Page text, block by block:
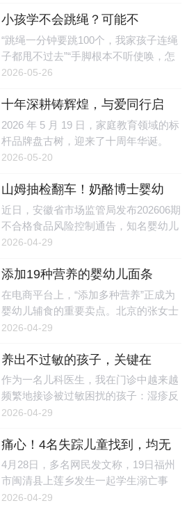
会副主席石兴中，以及全市各区科协与
科技部门负责人、市级科普基地及市属
学会代表、学校师生等200余人共同见
证了这一时刻。从“生态”到“科技”：一
份书单的五年进化“小鹏友科技书单”的
父母。有人或许以为，这只是“大数据
营销”，殊不知，这种精准骚扰背后可
能隐藏着一条将个人信息明码标价的黑
色产业链。近日，济南市槐荫区人民法
关于儿童摄影店老板非法收集、出售客
户信息的刑事案件，此案再次引发公众
对母婴信息泄露的关注。倒卖2万余条
客户信息摄影店主非法牟利获刑案情显
示，赵某是一家儿童摄影店的老板。
小孩学不会跳绳？可能不
是“笨”，而是感统失调！苏州感
统训练指南来了
“跳绳一分钟要跳100个，我家孩子连绳
子都甩不过去”“手脚根本不听使唤，怎
么教都学不会”——每到开学季的体能
家长的朋友圈。为什么别的孩子轻松就
能连跳几十个，自家孩子却像“手脚分
家”一样？问题的根源可能不在“练得不
够”，而在大脑对身体信号的整合出了
感统失调？感觉统合（简称“感统”），
各感官传来的信息进行整理、分析和处
理，并指挥身体做出适应性反应的能
力。当这套系统运转不畅时，孩子就会
2026-05-26
十年深耕铸辉煌，与爱同行启
新章——盘古树十周年庆典圆
满举行
2026 年 5 月 19 日，家庭教育领域的标
杆品牌盘古树，迎来了十周年华诞。
以“十年深耕，与爱同行 ”为主题的十周
全国各大名校、知名企业、合作机构等
逾 500位各界名流嘉宾齐聚一堂，共同
见证这一里程碑式的荣耀时刻，为盘古
树十年深耕家庭教育的非凡成就而喝
实力，立行业标杆十年，足以让一颗种
在时光的淬炼中，成长为一个行业的标
杆。盘古树，作为广东广播电视台指定
的家庭教育基地，自创立之初，便肩负
2026-05-20
山姆抽检翻车！奶酪博士婴幼
儿辅食总钠不合格，2589盒已
流入市场
近日，安徽省市场监管局发布202606期
不合格食品风险控制通告，知名婴幼儿
辅食品牌奶酪博士旗下一款婴幼儿罐装
（上海）超市有限责任公司抽检检出，
总钠指标未达标准，婴幼儿食品安全风
险引发社会广泛关注。通告明确，此次
不合格产品为“A2奶酪酸奶（婴幼儿罐
（安徽）食品科技有限公司生产、奶酪
博士（上海）科技有限公司（以下简
称“奶酪博士”）委托代工，生产日期为
2025年11月12日，被抽样单位为山姆
（上海）超市有限责任公司，核心不合
2026-04-29
添加19种营养的婴幼儿面条
是“智商税”？专家：非普遍必
需，少量补充也有意义
在电商平台上，“添加多种营养”正成为
婴幼儿辅食的重要卖点。北京的张女士
（化姓）在选购婴幼儿面条时发现，不
签，从维生素A、B、D，到钙、铁、
锌，再到DHA、益生元，产品标签上的
营养成分越来越丰富。但张女士了解
过，上述成分中，如维生素B具有较强
性，经过高温煮制后，可能会发生损
耗、氧化等现象。这让她产生疑问：在
煮过之后，诸如维生素、DHA等营养成
分，还能被孩子们吃到吗？所谓的“营
养面条”，会是“智商税”吗？食品研发工
2026-04-29
养出不过敏的孩子，关键在
于“平衡”
作为一名儿科医生，我在门诊中越来越
频繁地接诊被过敏困扰的孩子：湿疹反
复发作让孩子夜晚难以安睡，食物过敏
频繁发作导致孩子运动受限，尤其是最
近春暖花开，不少孩子被过敏性鼻炎缠
上，喷嚏不断、眼睛红肿，影响日常生
活。调查显示，儿童过敏性疾病的发病
2026-04-29
痛心！4名失踪儿童找到，均无
生命体征
4月28日，多名网民发文称，19日福州
市闽清县上莲乡发生一起学生溺亡事
故。红星新闻记者从闽清县委宣传部获
2026-04-29